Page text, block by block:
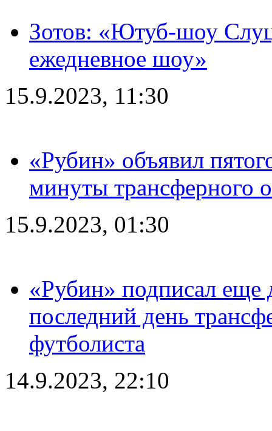
Зотов: «Ютуб-шоу
ежедневное шоу»
15.9.2023, 11:30
«Рубин» объявил
минуты трансферного
15.9.2023, 01:30
«Рубин» подписал еще
последний день
футболиста
14.9.2023, 22:10